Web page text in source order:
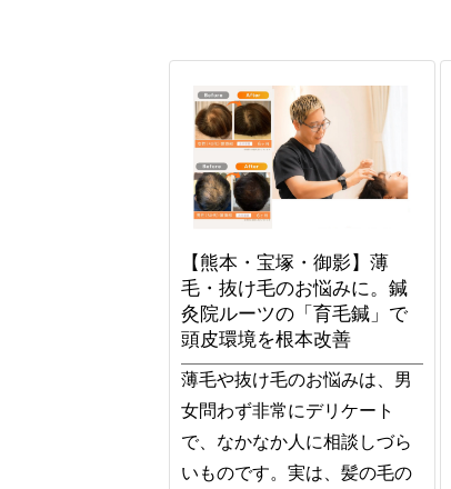
【熊本・宝塚・御影】薄
毛・抜け毛のお悩みに。鍼
灸院ルーツの「育毛鍼」で
頭皮環境を根本改善
薄毛や抜け毛のお悩みは、男
女問わず非常にデリケート
で、なかなか人に相談しづら
いものです。実は、髪の毛の